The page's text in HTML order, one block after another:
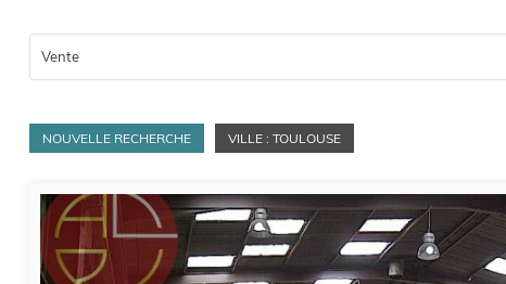
Vente
NOUVELLE RECHERCHE VILLE : TOULOUSE